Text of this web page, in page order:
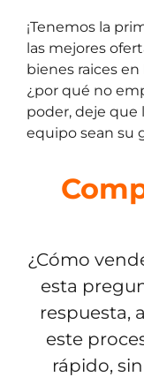
¡Tenemos la
las mejores
bienes raices en
¿por qué no
poder, deje
equipo sean su
¿Cómo
esta
respuesta,
este
rápido,